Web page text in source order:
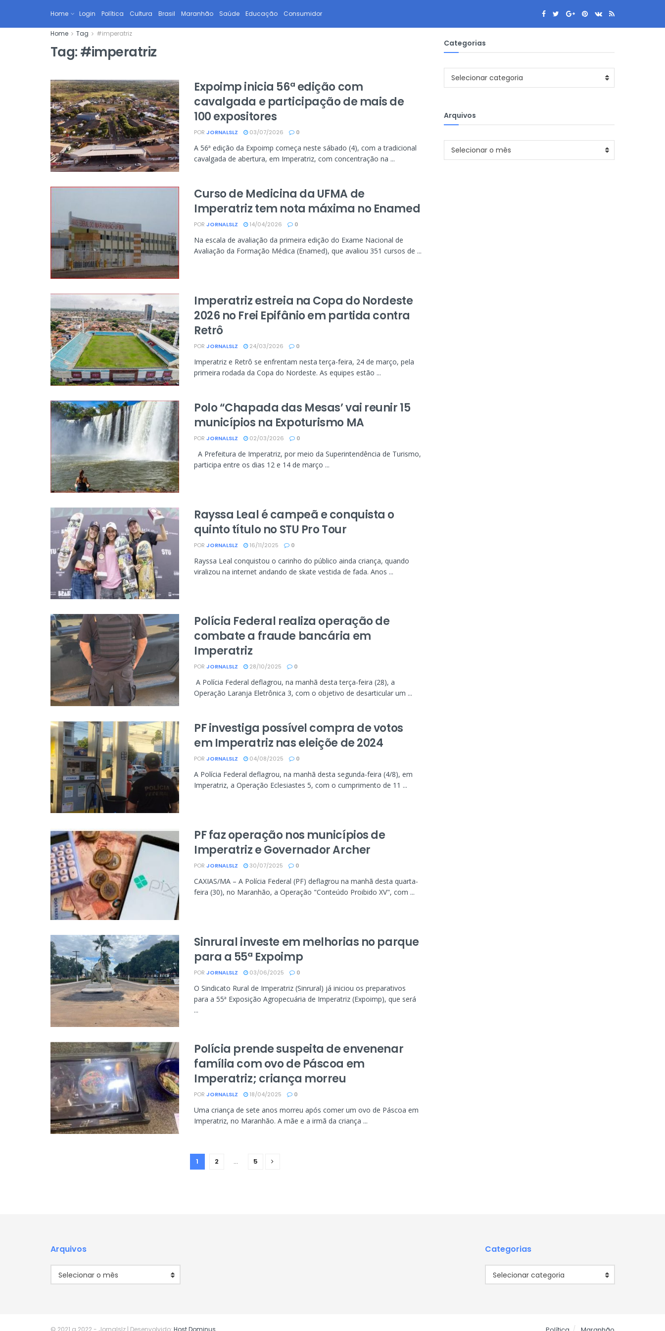
Home Login Política Cultura Brasil Maranhão Saúde Educação Consumidor
Home Tag #imperatriz
Tag:#imperatriz
Expoimp inicia 56ª edição com
cavalgada e participação de mais de
100 expositores
POR JORNALSLZ 03/07/2026 0
A 56ª edição da Expoimp começa neste sábado (4), com a tradicional
cavalgada de abertura, em Imperatriz, com concentração na ...
Curso de Medicina da UFMA de
Imperatriz tem nota máxima no Enamed
POR JORNALSLZ 14/04/2026 0
Na escala de avaliação da primeira edição do Exame Nacional de
Avaliação da Formação Médica (Enamed), que avaliou 351 cursos de ...
Imperatriz estreia na Copa do Nordeste
2026 no Frei Epifânio em partida contra
Retrô
POR JORNALSLZ 24/03/2026 0
Imperatriz e Retrô se enfrentam nesta terça-feira, 24 de março, pela
primeira rodada da Copa do Nordeste. As equipes estão ...
Polo “Chapada das Mesas’ vai reunir 15
municípios na Expoturismo MA
POR JORNALSLZ 02/03/2026 0
A Prefeitura de Imperatriz, por meio da Superintendência de Turismo,
participa entre os dias 12 e 14 de março ...
Rayssa Leal é campeã e conquista o
quinto título no STU Pro Tour
POR JORNALSLZ 16/11/2025 0
Rayssa Leal conquistou o carinho do público ainda criança, quando
viralizou na internet andando de skate vestida de fada. Anos ...
Polícia Federal realiza operação de
combate a fraude bancária em
Imperatriz
POR JORNALSLZ 28/10/2025 0
A Polícia Federal deflagrou, na manhã desta terça-feira (28), a
Operação Laranja Eletrônica 3, com o objetivo de desarticular um ...
PF investiga possível compra de votos
em Imperatriz nas eleiçõe de 2024
POR JORNALSLZ 04/08/2025 0
A Polícia Federal deflagrou, na manhã desta segunda-feira (4/8), em
Imperatriz, a Operação Eclesiastes 5, com o cumprimento de 11 ...
PF faz operação nos municípios de
Imperatriz e Governador Archer
POR JORNALSLZ 30/07/2025 0
CAXIAS/MA – A Polícia Federal (PF) deflagrou na manhã desta quarta-
feira (30), no Maranhão, a Operação "Conteúdo Proibido XV", com ...
Sinrural investe em melhorias no parque
para a 55ª Expoimp
POR JORNALSLZ 03/06/2025 0
O Sindicato Rural de Imperatriz (Sinrural) já iniciou os preparativos
para a 55ª Exposição Agropecuária de Imperatriz (Expoimp), que será
...
Polícia prende suspeita de envenenar
família com ovo de Páscoa em
Imperatriz; criança morreu
POR JORNALSLZ 18/04/2025 0
Uma criança de sete anos morreu após comer um ovo de Páscoa em
Imperatriz, no Maranhão. A mãe e a irmã da criança ...
1 2 … 5
Categorias
Categorias
Selecionar categoria
Arquivos
Arquivos
Selecionar o mês
Arquivos
Selecionar o mês
Categorias
Selecionar categoria
© 2021 a 2022 - Jornalslz | Desenvolvido: Host Dominus